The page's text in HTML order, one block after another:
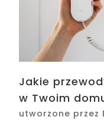
Jakie
w Twoim
utworzone przez